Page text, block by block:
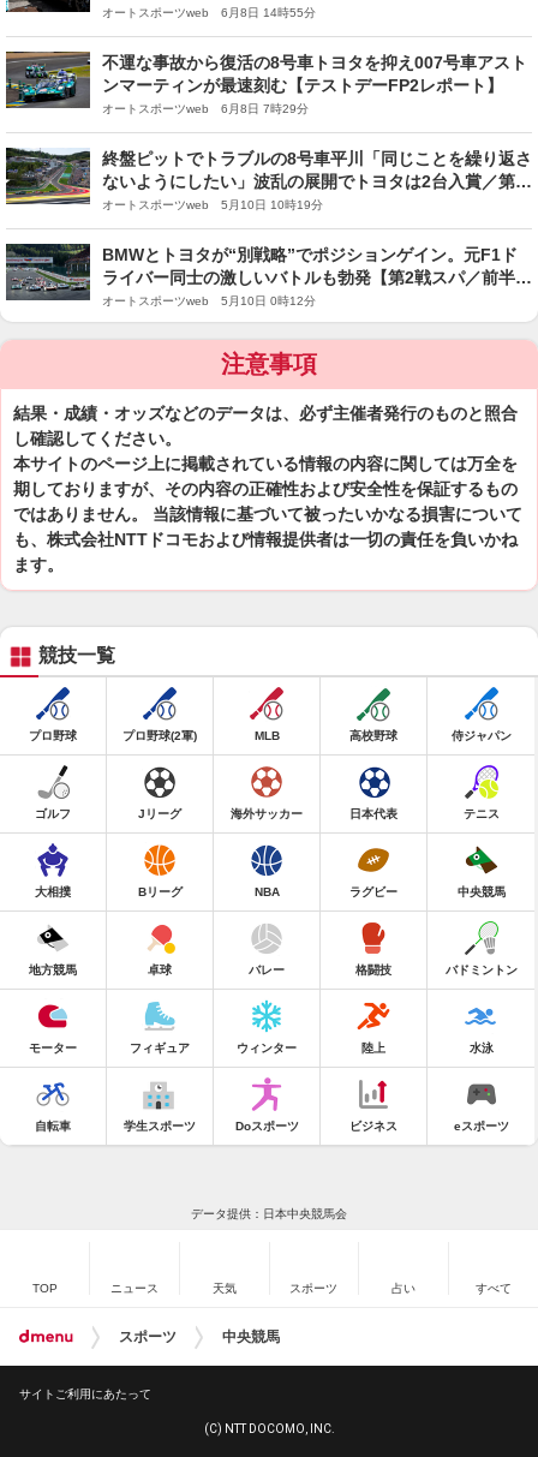
ーTopics】
オートスポーツweb 6月8日 14時55分
不運な事故から復活の8号車トヨタを抑え007号車アスト
ンマーティンが最速刻む【テストデーFP2レポート】
オートスポーツweb 6月8日 7時29分
終盤ピットでトラブルの8号車平川「同じことを繰り返さ
ないようにしたい」波乱の展開でトヨタは2台入賞／第2
戦スパ
オートスポーツweb 5月10日 10時19分
BMWとトヨタが“別戦略”でポジションゲイン。元F1ド
ライバー同士の激しいバトルも勃発【第2戦スパ／前半レ
ポート】
オートスポーツweb 5月10日 0時12分
注意事項
結果・成績・オッズなどのデータは、必ず主催者発行のものと照合
し確認してください。
本サイトのページ上に掲載されている情報の内容に関しては万全を
期しておりますが、その内容の正確性および安全性を保証するもの
ではありません。 当該情報に基づいて被ったいかなる損害について
も、株式会社NTTドコモおよび情報提供者は一切の責任を負いかね
ます。
競技一覧
プロ野球 プロ野球(2軍) MLB 高校野球 侍ジャパン
ゴルフ Jリーグ 海外サッカー 日本代表 テニス
大相撲 Bリーグ NBA ラグビー 中央競馬
地方競馬 卓球 バレー 格闘技 バドミントン
モーター フィギュア ウィンター 陸上 水泳
自転車 学生スポーツ Doスポーツ ビジネス eスポーツ
データ提供：日本中央競馬会
TOP ニュース 天気 スポーツ 占い すべて
スポーツ 中央競馬
サイトご利用にあたって
(C) NTT DOCOMO, INC.